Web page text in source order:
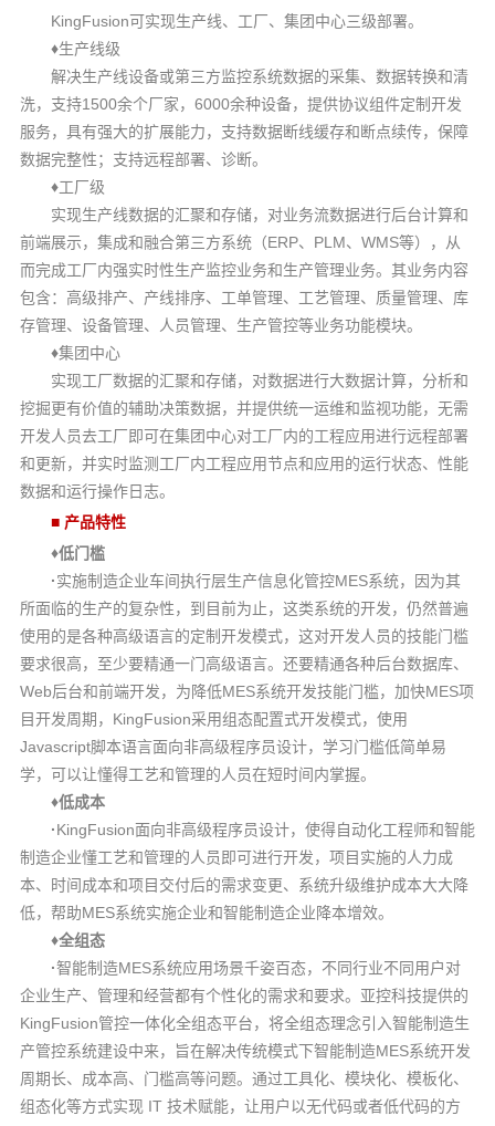
KingFusion 可实现生产线、工厂、集团中心三级部署。
♦生产线级
解决生产线设备或第三方监控系统数据的采集、数据转换和清
洗，支持1500余个厂家， 6000余种设备，提供协议组件定制开发
服务，具有强大的扩展能力，支持数据断线缓存和断点续传，保障
数据完整性；支持远程部署、诊断。
♦工厂级
实现生产线数据的汇聚和存储，对业务流数据进行后台计算和
前端展示，集成和融合第三方系统（ERP、 PLM、 WMS等），从
而完成工厂内强实时性生产监控业务和生产管理业务。其业务内容
包含：高级排产、产线排序、工单管理、工艺管理、质量管理、库
存管理、设备管理、人员管理、生产管控等业务功能模块。
♦集团中心
实现工厂数据的汇聚和存储，对数据进行大数据计算，分析和
挖掘更有价值的辅助决策数据，并提供统一运维和监视功能，无需
开发人员去工厂即可在集团中心对工厂内的工程应用进行远程部署
和更新，并实时监测工厂内工程应用节点和应用的运行状态、性能
数据和运行操作日志。
■ 产品特性
♦低门槛
· 实施制造企业车间执行层生产信息化管控MES系统，因为其
所面临的生产的复杂性，到目前为止，这类系统的开发，仍然普遍
使用的是各种高级语言的定制开发模式，这对开发人员的技能门槛
要求很高，至少要精通一门高级语言。还要精通各种后台数据库、
Web后台和前端开发，为降低MES系统开发技能门槛，加快MES项
目开发周期， KingFusion采用组态配置式开发模式，使用
Javascript脚本语言面向非高级程序员设计，学习门槛低简单易
学，可以让懂得工艺和管理的人员在短时间内掌握。
♦低成本
·KingFusion面向非高级程序员设计，使得自动化工程师和智能
制造企业懂工艺和管理的人员即可进行开发，项目实施的人力成
本、时间成本和项目交付后的需求变更、系统升级维护成本大大降
低，帮助MES系统实施企业和智能制造企业降本增效。
♦全组态
·智能制造MES系统应用场景千姿百态，不同行业不同用户对
企业生产、管理和经营都有个性化的需求和要求。亚控科技提供的
KingFusion管控一体化全组态平台，将全组态理念引入智能制造生
产管控系统建设中来，旨在解决传统模式下智能制造MES系统开发
周期长、成本高、门槛高等问题。通过工具化、模块化、模板化、
组态化等方式实现IT 技术赋能，让用户以无代码或者低代码的方